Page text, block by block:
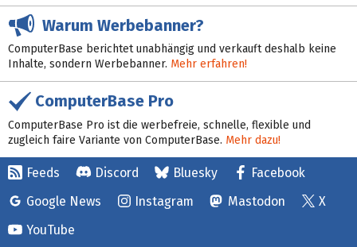
Warum Werbebanner?
ComputerBase berichtet unabhängig und verkauft deshalb keine
Inhalte, sondern Werbebanner. Mehr erfahren!
ComputerBase Pro
ComputerBase Pro ist die werbefreie, schnelle, flexible und
zugleich faire Variante von ComputerBase. Mehr dazu!
Feeds Discord Bluesky
Facebook
Google News
Instagram Mastodon
X
YouTube